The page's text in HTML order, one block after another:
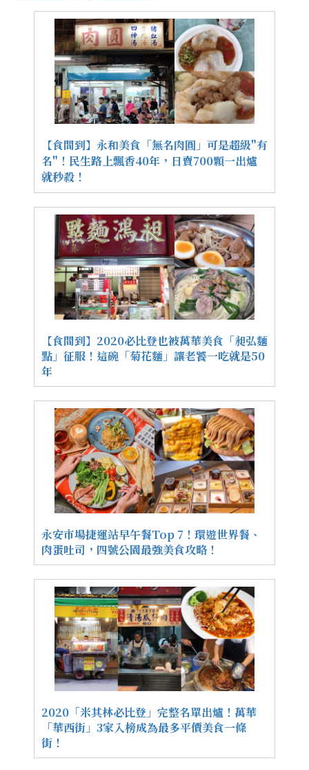
【食間到】永和美食「無名肉圓」可是超級"有
名"！民生路上飄香40年，日賣700顆一出爐
就秒殺！
【食間到】2020必比登也被萬華美食「昶弘麵
點」征服！這碗「菊花麵」讓老饕一吃就是50
年
永安市場捷運站早午餐Top 7！環遊世界餐、
肉蛋吐司，四號公園最強美食攻略！
2020「米其林必比登」完整名單出爐！萬華
「華西街」3家入榜成為最多平價美食一條
街！